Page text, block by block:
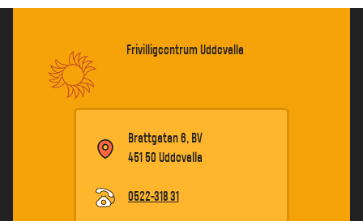
Frivilligcentrum Uddevalla
Brattgatan 6, BV
451 50 Uddevalla
0522-318 31